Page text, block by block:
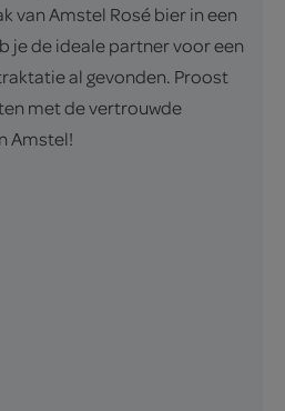
van Amstel Rosé bier in een
je de ideale partner voor een
al gevonden. Proost
met de vertrouwde
Amstel!